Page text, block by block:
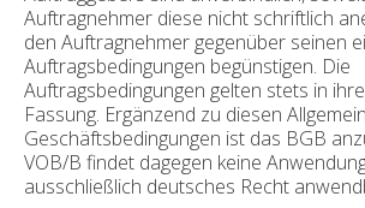
Auftragnehmer diese nicht schriftlich
den Auftragnehmer gegenüber seinen
Auftragsbedingungen begünstigen. Die
Auftragsbedingungen gelten stets in
Fassung. Ergänzend zu diesen
Geschäftsbedingungen ist das BGB
VOB/B findet dagegen keine
ausschließlich deutsches Recht